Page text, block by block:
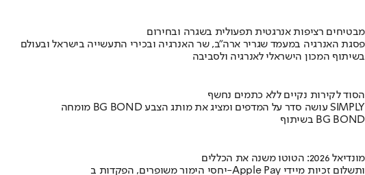
מבטיחים רציפות אנרגטית תפעולית בשגרה ובחירום
פסגת האנרגיה במעמד שגריר ארה"ב, שר האנרגיה ובכירי התעשייה בישראל ובעולם
בשיתוף המכון הישראלי לאנרגיה ולסביבה
הסוד לקירות נקיים ללא כתמים נחשף
מומחה BG BOND עושה סדר על המדפים ומציג את מותג הצבע SIMPLY
בשיתוף BG BOND
מונדיאל 2026: הטוטו משנה את הכללים
יחסי הימור משופרים, הפקדות ב-Apple Pay ותשלום זכיות מיידי